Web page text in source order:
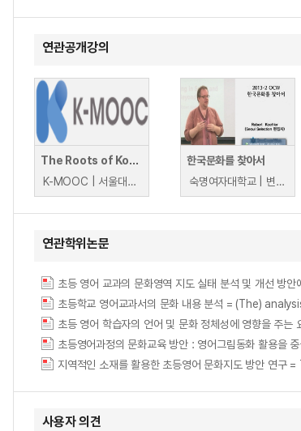
연관공개강의
The Roots of Korean Culture(한국문화의 뿌리)
K-MOOC | 서울대학교 인문학연구원 한국어문학연구소 나수호
한국문화를 찾아서
숙명여자대학교 | 변계원
연관학위논문
초등 영어 교과의 문화영역 지도 실태 분석 및 개
초등학교 영어교과서의 문화 내용 분석 = (The)
초등 영어 학습자의 언어 및 문화 정체성에 영향을 주는
초등영어과정의 문화교육 방안 : 영어그림동화 활
지역적인 소재를 활용한 초등영어 문화지도 방안
사용자 의견